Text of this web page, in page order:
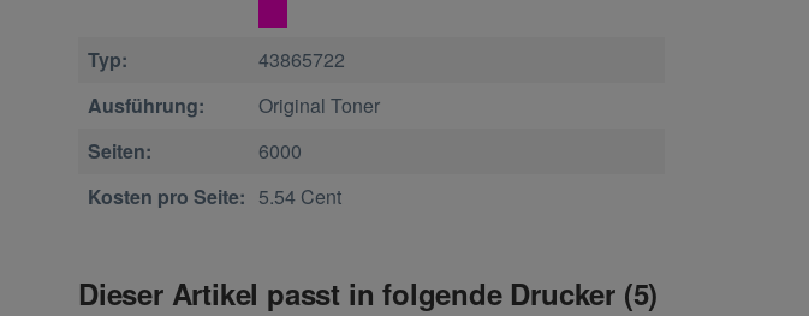
Typ:
43865722
Ausführung:
Original Toner
Seiten:
6000
Kosten pro Seite: 5.54 Cent
Dieser Artikel passt in folgende Drucker (5)